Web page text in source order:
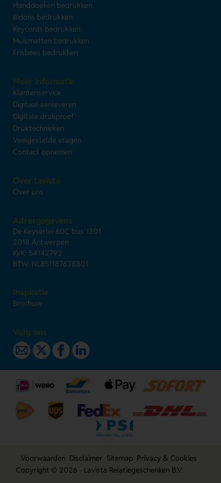
Handdoeken bedrukken
Bidons bedrukken
Keycords bedrukken
Muismatten bedrukken
Frisbees bedrukken
Meer informatie
Klantenservice
Digitaal aanleveren
Digitale drukproef
Druktechnieken
Veelgestelde vragen
Contact opnemen
Over Lavista
Over ons
Adresgegevens
De Keyserlei 60C bus 1301
2018 Antwerpen
KvK: 54142792
BTW: NL851187638B01
Inspiratie
Brochure
Volg ons
Voorwaarden Disclaimer Sitemap Privacy & Cookies
Copyright © 2026 - Lavista Relatiegeschenken B.V.